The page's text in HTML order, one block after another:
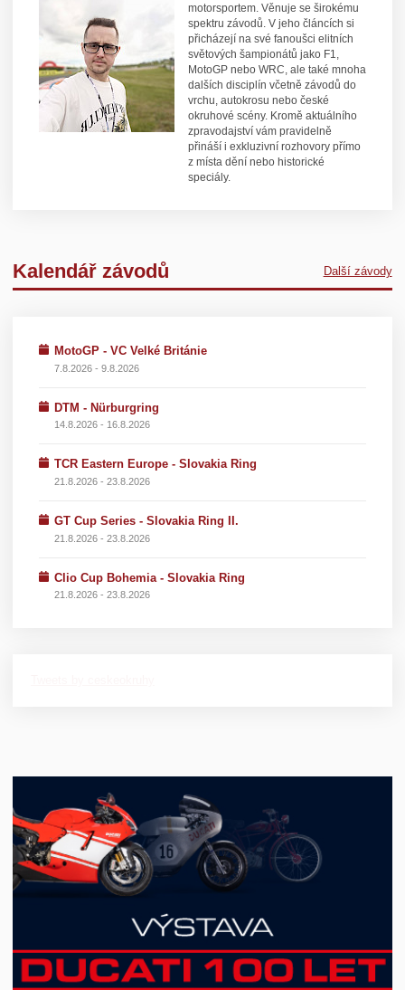
motorsportem. Věnuje se širokému
spektru závodů. V jeho článcích si
přicházejí na své fanoušci elitních
světových šampionátů jako F1,
MotoGP nebo WRC, ale také mnoha
dalších disciplín včetně závodů do
vrchu, autokrosu nebo české
okruhové scény. Kromě aktuálního
zpravodajství vám pravidelně
přináší i exkluzivní rozhovory přímo
z místa dění nebo historické
speciály.
Kalendář závodů Další závody
MotoGP - VC Velké Británie
7.8.2026 - 9.8.2026
DTM - Nürburgring
14.8.2026 - 16.8.2026
TCR Eastern Europe - Slovakia Ring
21.8.2026 - 23.8.2026
GT Cup Series - Slovakia Ring II.
21.8.2026 - 23.8.2026
Clio Cup Bohemia - Slovakia Ring
21.8.2026 - 23.8.2026